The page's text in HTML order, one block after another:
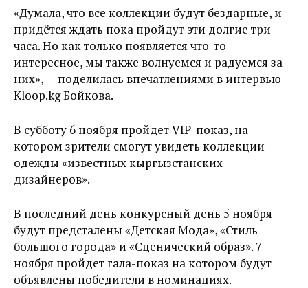
«Думала, что все коллекции будут бездарные, и
придётся ждать пока пройдут эти долгие три
часа. Но как только появляется что-то
интересное, мы также волнуемся и радуемся за
них», — поделилась впечатлениями в интервью
Kloop.kg Бойкова.
В субботу 6 ноября пройдет VIP-показ, на
котором зрители смогут увидеть коллекции
одежды «известных кыргызстанских
дизайнеров».
В последний день конкурсный день 5 ноября
будут предсталены «Детская Мода», «Стиль
большого города» и «Сценический образ». 7
ноября пройдет гала-показ на котором будут
объявлены победители в номинациях.